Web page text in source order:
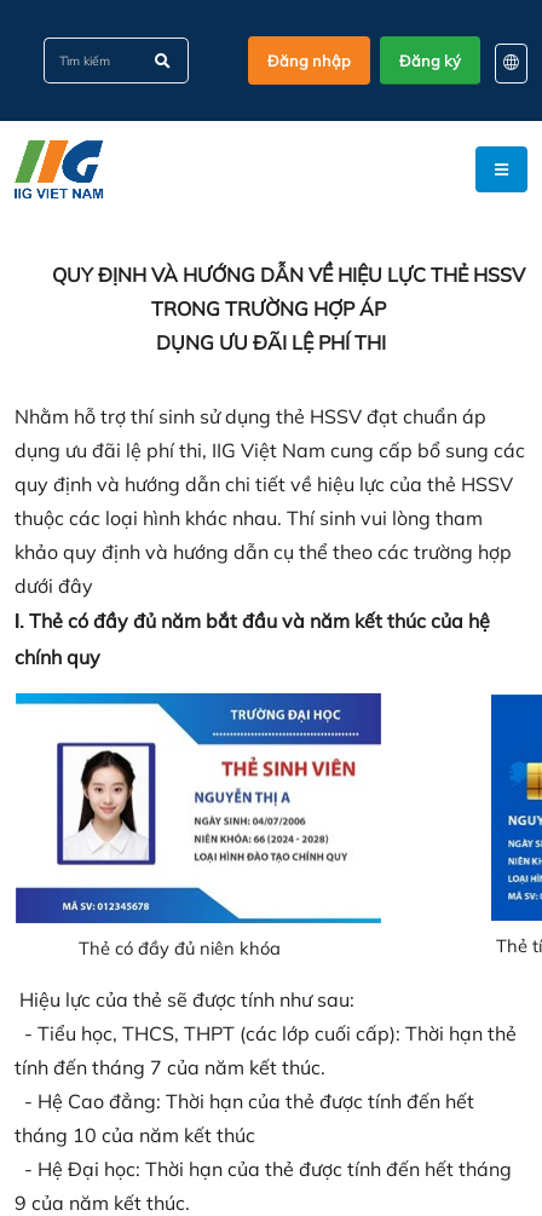
Đăng nhập Đăng ký
EN
KO
VI
QUY ĐỊNH VÀ HƯỚNG DẪN VỀ HIỆU LỰC THẺ HSSV
TRONG TRƯỜNG HỢP ÁP
DỤNG ƯU ĐÃI LỆ PHÍ THI
Nhằm hỗ trợ thí sinh sử dụng thẻ HSSV đạt chuẩn áp
dụng ưu đãi lệ phí thi, IIG Việt Nam cung cấp bổ sung các
quy định và hướng dẫn chi tiết về hiệu lực của thẻ HSSV
thuộc các loại hình khác nhau. Thí sinh vui lòng tham
khảo quy định và hướng dẫn cụ thể theo các trường hợp
dưới đây
I. Thẻ có đầy đủ năm bắt đầu và năm kết thúc của hệ
chính quy
Thẻ có đầy đủ niên khóa Thẻ
Hiệu lực của thẻ sẽ được tính như sau:
- Tiểu học, THCS, THPT (các lớp cuối cấp): Thời hạn thẻ
tính đến tháng 7 của năm kết thúc.
- Hệ Cao đẳng: Thời hạn của thẻ được tính đến hết
tháng 10 của năm kết thúc
- Hệ Đại học: Thời hạn của thẻ được tính đến hết tháng
9 của năm kết thúc.